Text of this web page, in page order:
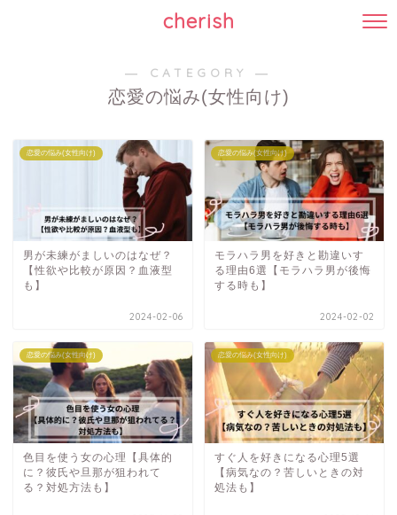
cherish
― CATEGORY ―
恋愛の悩み(女性向け)
恋愛の悩み(女性向け)
男が未練がましいのはなぜ？
【性欲や比較が原因？血液型
も】
2024-02-06
恋愛の悩み(女性向け)
モラハラ男を好きと勘違いす
る理由6選【モラハラ男が後悔
する時も】
2024-02-02
恋愛の悩み(女性向け)
色目を使う女の心理【具体的
に？彼氏や旦那が狙われて
る？対処方法も】
恋愛の悩み(女性向け)
すぐ人を好きになる心理5選
【病気なの？苦しいときの対
処法も】